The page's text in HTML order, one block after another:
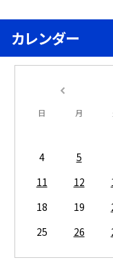
カレンダー
日 月
4
5
11
12
18
19
25
26